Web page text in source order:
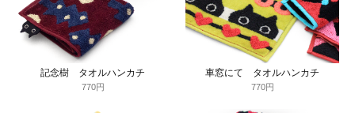
記念樹 タオルハンカチ
770円
車窓にて タオルハンカチ
770円